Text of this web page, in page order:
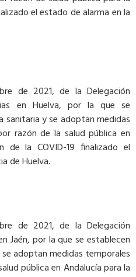
el estado de alarma en la
de 2021, de la Delegación
en Huelva, por la que se
sanitaria y se adoptan medidas
razón de la salud pública en
de la COVID-19 finalizado el
de Huelva.
de 2021, de la Delegación
Jaén, por la que se establecen
adoptan medidas temporales
pública en Andalucía para la